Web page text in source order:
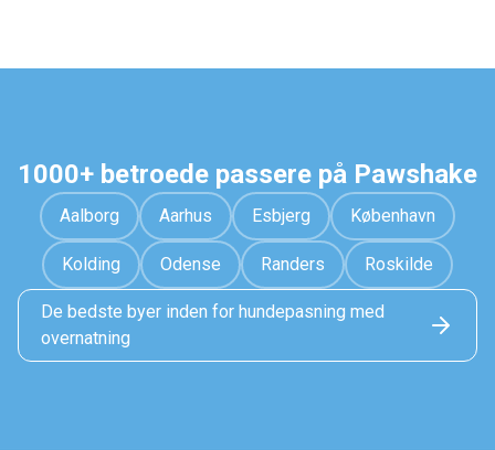
1000+ betroede passere på Pawshake
Aalborg Aarhus Esbjerg København
Kolding Odense Randers Roskilde
De bedste byer inden for hundepasning med
overnatning